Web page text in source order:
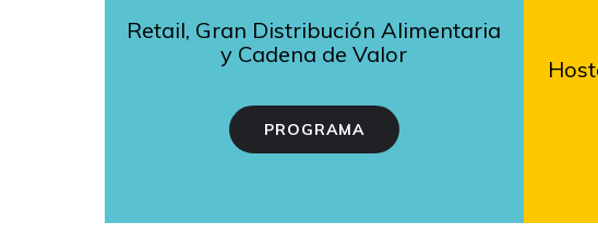
Retail, Gran Distribución Alimentaria
y Cadena de Valor
PROGRAMA